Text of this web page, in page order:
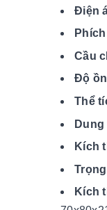
Điện
Cầu
Độ
Thể
Kích
Kích